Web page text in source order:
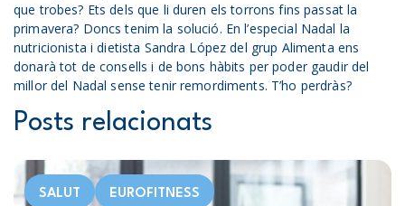
que trobes? Ets dels que li duren els torrons fins passat la
primavera? Doncs tenim la solució. En l’especial Nadal la
nutricionista i dietista Sandra López del grup Alimenta ens
donarà tot de consells i de bons hàbits per poder gaudir del
millor del Nadal sense tenir remordiments. T’ho perdràs?
Posts relacionats
SALUT EUROFITNESS